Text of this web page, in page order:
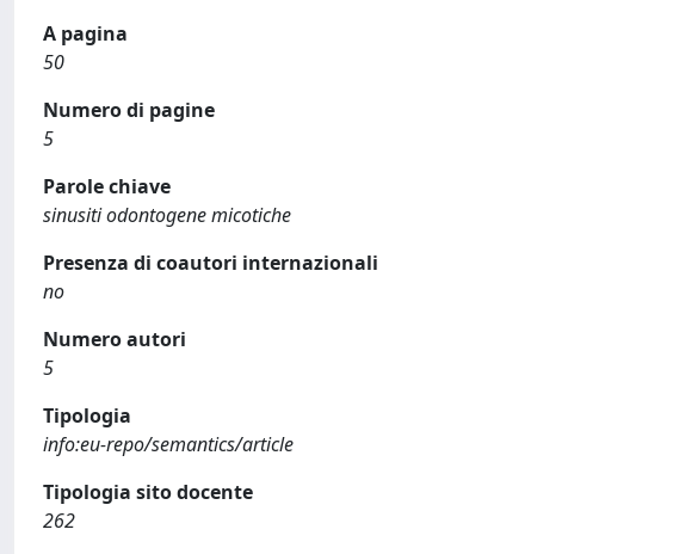
A pagina
50
Numero di pagine
5
Parole chiave
sinusiti odontogene micotiche
Presenza di coautori internazionali
no
Numero autori
5
Tipologia
info:eu-repo/semantics/article
Tipologia sito docente
262